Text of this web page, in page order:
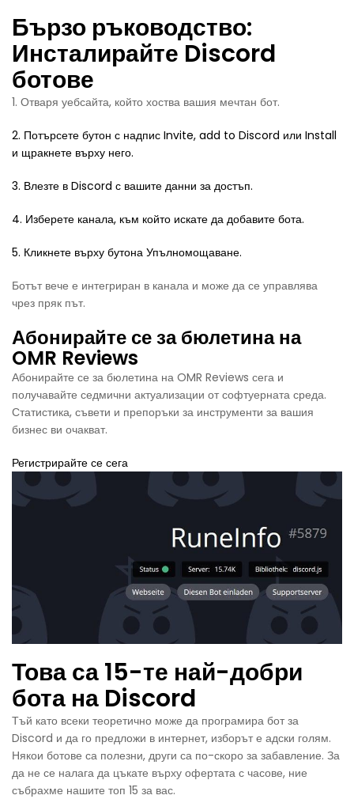
Бързо ръководство:
Инсталирайте Discord
ботове
1. Отваря уебсайта, който хоства вашия мечтан бот.
2. Потърсете бутон с надпис Invite, add to Discord или Install
и щракнете върху него.
3. Влезте в Discord с вашите данни за достъп.
4. Изберете канала, към който искате да добавите бота.
5. Кликнете върху бутона Упълномощаване.
Ботът вече е интегриран в канала и може да се управлява
чрез пряк път.
Абонирайте се за бюлетина на
OMR Reviews
Абонирайте се за бюлетина на OMR Reviews сега и
получавайте седмични актуализации от софтуерната среда.
Статистика, съвети и препоръки за инструменти за вашия
бизнес ви очакват.
Регистрирайте се сега
Това са 15-те най-добри
бота на Discord
Тъй като всеки теоретично може да програмира бот за
Discord и да го предложи в интернет, изборът е адски голям.
Някои ботове са полезни, други са по-скоро за забавление. За
да не се налага да цъкате върху офертата с часове, ние
събрахме нашите топ 15 за вас.